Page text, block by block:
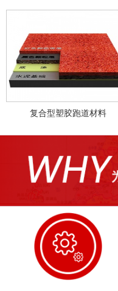
复合型塑胶跑道材料